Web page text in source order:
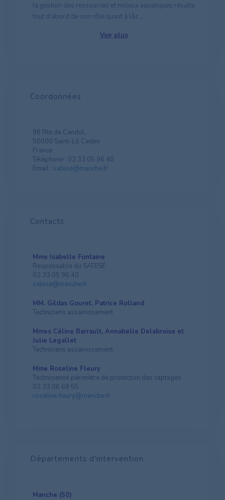
la gestion des ressources et milieux aquatiques résulte
tout d’abord de son rôle quant à l&r...
Voir plus
Coordonnées
98 Rte de Candol,
50000 Saint-Lô Cedex
France
Téléphone : 02 33 05 96 40
Email : satese@manche.fr
Contacts
Mme Isabelle Fontaine
Responsable du SATESE
02 33 05 96 40
satese@manche.fr
MM. Gildas Gouret, Patrice Rolland
Techniciens assainissement
Mmes Céline Barrault, Annabelle Delabroise et
Julie Legallet
Techniciens assainissement
Mme Roseline Fleury
Technicienne périmètre de protection des captages
02 33 06 69 55
roseline.fleury@manche.fr
Départements d'intervention
Manche (50)